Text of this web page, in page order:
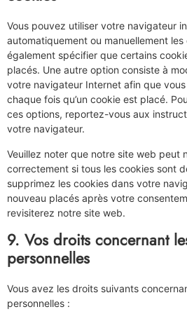
Vous pouvez utiliser votre navigateur
automatiquement ou manuellement
également spécifier que certains
placés. Une autre option consiste à
votre navigateur Internet afin que
chaque fois qu’un cookie est placé.
ces options, reportez-vous aux
votre navigateur.
Veuillez noter que notre site web peut
correctement si tous les cookies sont
supprimez les cookies dans votre
nouveau placés après votre
revisiterez notre site web.
9. Vos droits concernant
personnelles
Vous avez les droits suivants
personnelles :